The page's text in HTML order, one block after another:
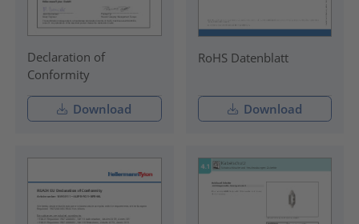
Declaration of
Conformity
Download
RoHS Datenblatt
Download